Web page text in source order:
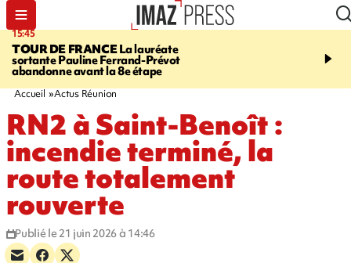
15:45
TOUR DE FRANCELa lauréate
sortante Pauline Ferrand-Prévot
abandonne avant la 8e étape
20:17
routière, concours de
Accueil Actus Réunion
RN2 à Saint-Benoît :
incendie terminé, la
route totalement
rouverte
Publié le 21 juin 2026 à 14:46